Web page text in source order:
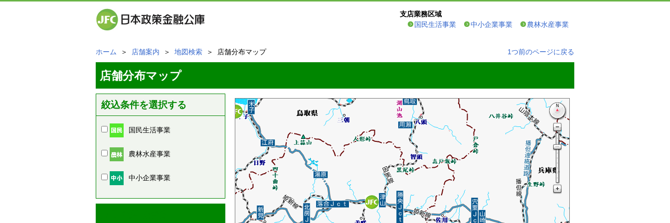
支店業務区域
国民生活事業
中小企業事業 農林水産事業
ホーム ＞ 店舗案内 ＞ 地図検索 ＞ 店舗分布マップ 1つ前のページに戻る
店舗分布マップ
絞込条件を選択する
国民生活事業
農林水産事業
中小企業事業